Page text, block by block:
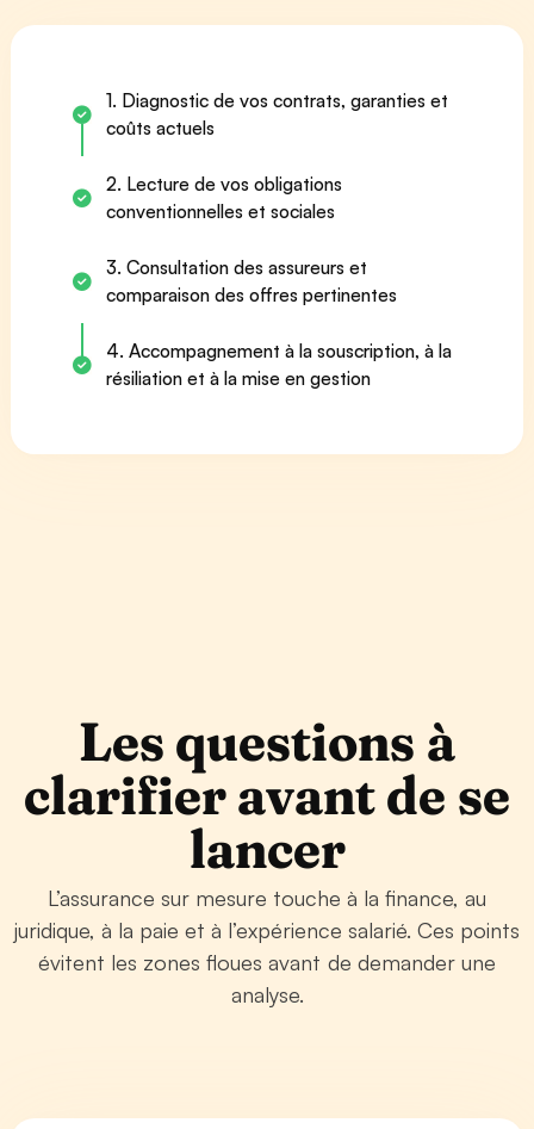
1. Diagnostic de vos contrats, garanties et
coûts actuels
2. Lecture de vos obligations
conventionnelles et sociales
3. Consultation des assureurs et
comparaison des offres pertinentes
4. Accompagnement à la souscription, à la
résiliation et à la mise en gestion
Les questions à
clarifier avant de se
lancer
L’assurance sur mesure touche à la finance, au
juridique, à la paie et à l’expérience salarié. Ces points
évitent les zones floues avant de demander une
analyse.